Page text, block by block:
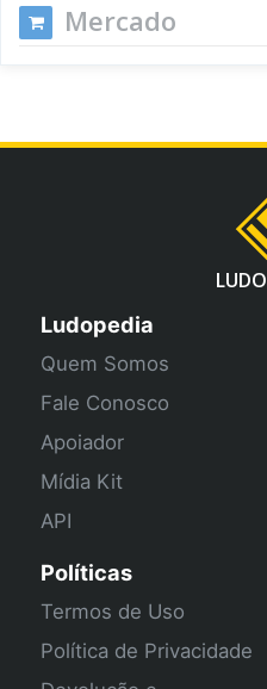
Mercado
LUDO
Ludopedia
Quem Somos
Fale Conosco
Apoiador
Mídia Kit
API
Políticas
Termos de Uso
Política de Privacidade